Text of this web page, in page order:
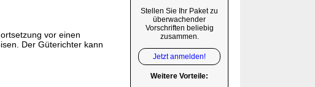
vor einen
Der Güterichter kann
Stellen Sie Ihr Paket zu
überwachender
Vorschriften beliebig
zusammen.
Jetzt anmelden!
Weitere Vorteile: